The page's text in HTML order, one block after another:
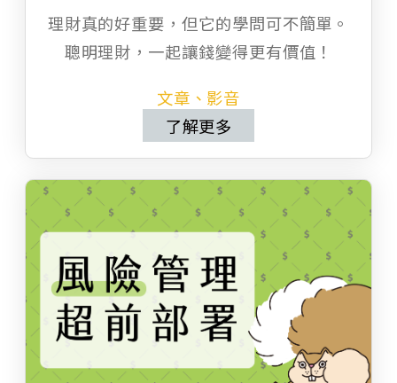
理財真的好重要，但它的學問可不簡單。
聰明理財，一起讓錢變得更有價值！
文章、影音
了解更多